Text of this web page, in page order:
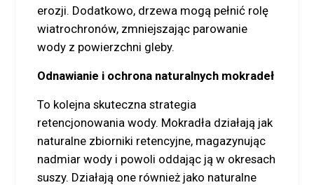
erozji. Dodatkowo, drzewa mogą pełnić rolę
wiatrochronów, zmniejszając parowanie
wody z powierzchni gleby.
Odnawianie i ochrona naturalnych mokradeł
To kolejna skuteczna strategia
retencjonowania wody. Mokradła działają jak
naturalne zbiorniki retencyjne, magazynując
nadmiar wody i powoli oddając ją w okresach
suszy. Działają one również jako naturalne